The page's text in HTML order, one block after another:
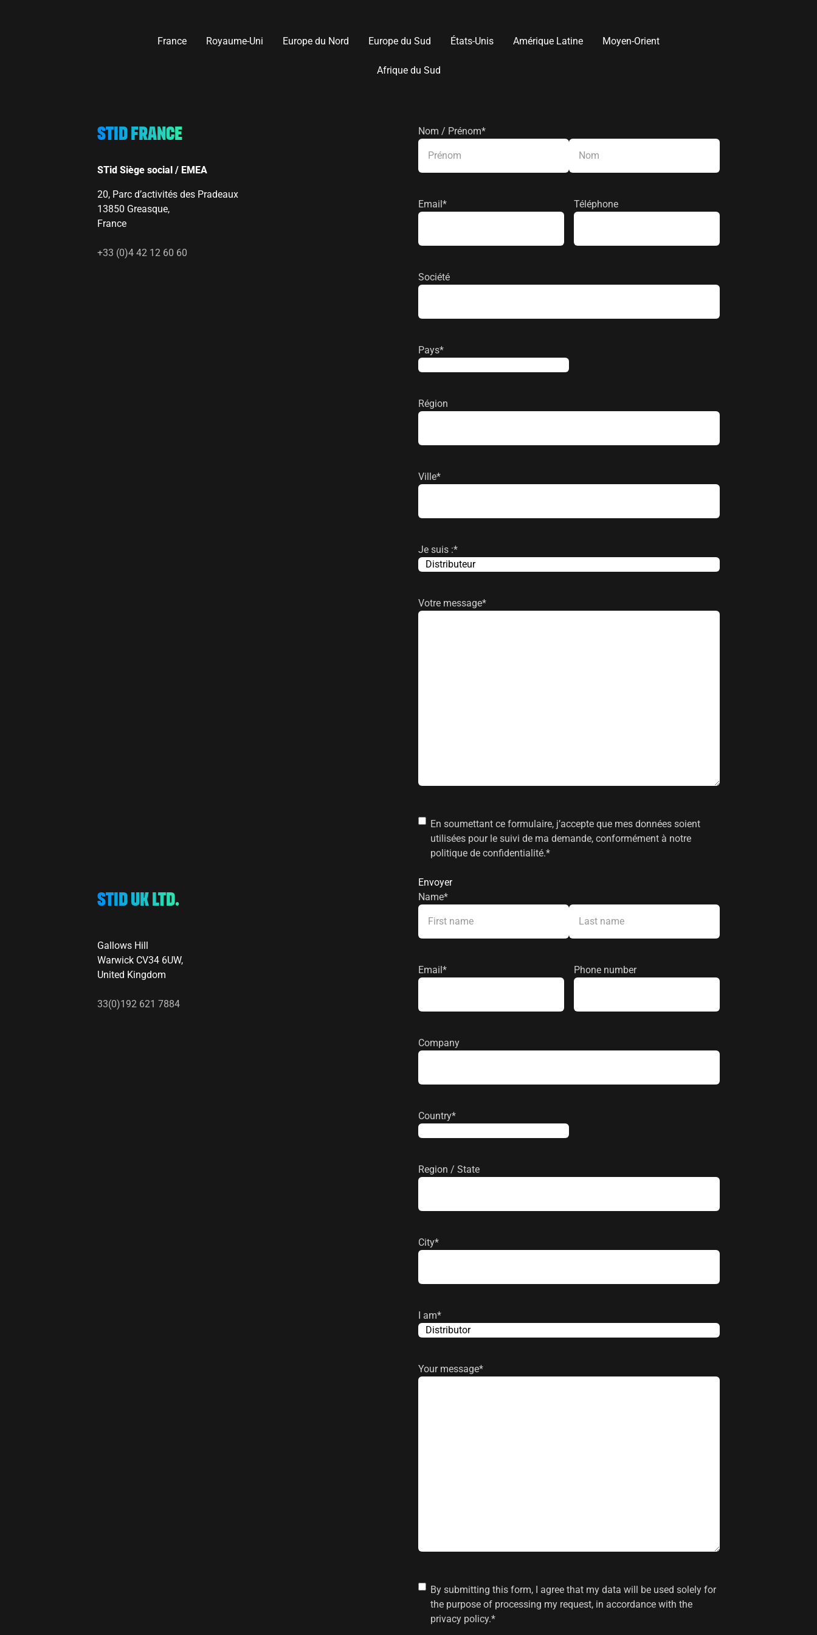
France Royaume-Uni Europe du Nord Europe du Sud États-Unis Amérique Latine Moyen-Orient
Afrique du Sud
STID FRANCE
STid Siège social / EMEA
20, Parc d’activités des Pradeaux
13850 Greasque,
France
+33 (0)4 42 12 60 60
Nom / Prénom*
Email* Téléphone
Société
Pays*
Région
Ville*
Je suis :*
Votre message*
Consentement*
En soumettant ce formulaire, j’accepte que mes données soient
utilisées pour le suivi de ma demande, conformément à notre
politique de confidentialité.*
STID UK LTD.
Gallows Hill
Warwick CV34 6UW,
United Kingdom
33(0)192 621 7884
Name*
Email* Phone number
Company
Country*
Region / State
City*
I am*
Your message*
Consent*
By submitting this form, I agree that my data will be used solely for
the purpose of processing my request, in accordance with the
privacy policy.*